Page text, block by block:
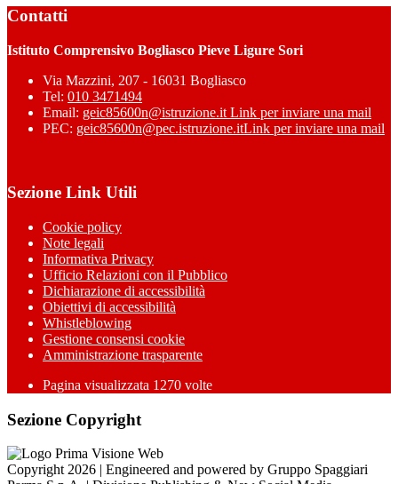
Contatti
Istituto Comprensivo Bogliasco Pieve Ligure Sori
Via Mazzini, 207 - 16031 Bogliasco
Tel: 010 3471494
Email: geic85600n@istruzione.it Link per inviare una mail
PEC: geic85600n@pec.istruzione.itLink per inviare una mail
Sezione Link Utili
Cookie policy
Note legali
Informativa Privacy
Ufficio Relazioni con il Pubblico
Dichiarazione di accessibilità
Obiettivi di accessibilità
Whistleblowing
Gestione consensi cookie
Amministrazione trasparente
Pagina visualizzata 1270 volte
Sezione Copyright
Copyright 2026 | Engineered and powered by Gruppo Spaggiari